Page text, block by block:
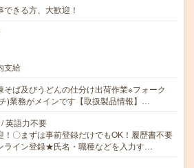
きる方、大歓迎！
支給
そば及びうどんの仕分け出荷作業※フォーク
)業務がメインです【取扱製品情報】…
英語力不要
〇まずは事前登録だけでもOK！履歴書不要
ライン登録★氏名・職種などを入力す…